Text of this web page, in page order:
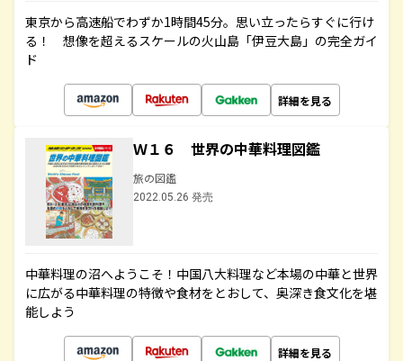
東京から高速船でわずか1時間45分。思い立ったらすぐに行け
る！ 想像を超えるスケールの火山島「伊豆大島」の完全ガイ
ド
詳細を見る
Ｗ１６ 世界の中華料理図鑑
旅の図鑑
2022.05.26 発売
中華料理の沼へようこそ！中国八大料理など本場の中華と世界
に広がる中華料理の特徴や食材をとおして、奥深き食文化を堪
能しよう
詳細を見る